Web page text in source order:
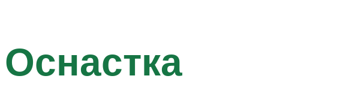
Оснастка